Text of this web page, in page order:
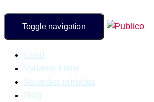
Toggle navigation
Úvod
Vydanie knihy
Autorská príručka
Blog